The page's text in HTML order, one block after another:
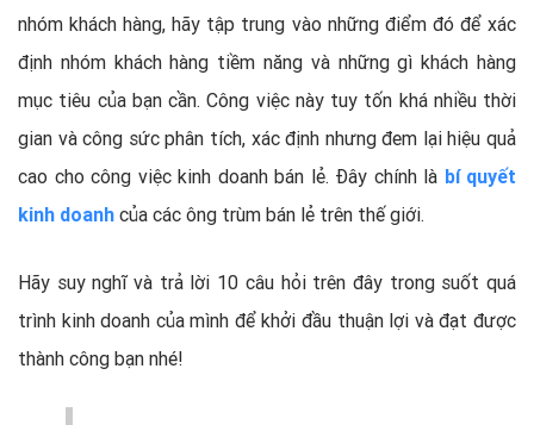
nhóm khách hàng, hãy tập trung vào những điểm đó để xác
định nhóm khách hàng tiềm năng và những gì khách hàng
mục tiêu của bạn cần. Công việc này tuy tốn khá nhiều thời
gian và công sức phân tích, xác định nhưng đem lại hiệu quả
cao cho công việc kinh doanh bán lẻ. Đây chính là bí quyết
kinh doanh của các ông trùm bán lẻ trên thế giới.
Hãy suy nghĩ và trả lời 10 câu hỏi trên đây trong suốt quá
trình kinh doanh của mình để khởi đầu thuận lợi và đạt được
thành công bạn nhé!